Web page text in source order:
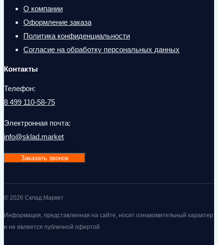
О компании
Оформление заказа
Политика конфиденциальности
Согласие на обработку персональных данных
Контакты
Телефон:
8 499 110-58-75
Электронная почта:
info@sklad.market
Заказать звонок
© 2026 Склад.Маркет
Информация, представленная на сайте, носит ознакомительный характер
и не является публичной офертой